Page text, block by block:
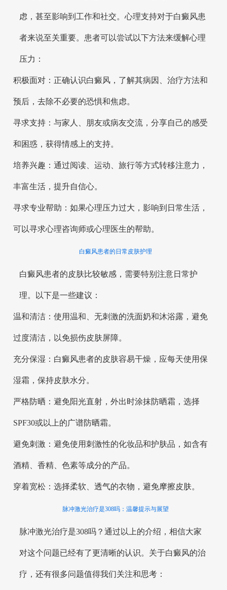
虑，甚至影响到工作和社交。心理支持对于白癜风患
者来说至关重要。患者可以尝试以下方法来缓解心理
压力：
积极面对：正确认识白癜风，了解其病因、治疗方法和
预后，去除不必要的恐惧和焦虑。
寻求支持：与家人、朋友或病友交流，分享自己的感受
和困惑，获得情感上的支持。
培养兴趣：通过阅读、运动、旅行等方式转移注意力，
丰富生活，提升自信心。
寻求专业帮助：如果心理压力过大，影响到日常生活，
可以寻求心理咨询师或心理医生的帮助。
白癜风患者的日常皮肤护理
白癜风患者的皮肤比较敏感，需要特别注意日常护
理。以下是一些建议：
温和清洁：使用温和、无刺激的洗面奶和沐浴露，避免
过度清洁，以免损伤皮肤屏障。
充分保湿：白癜风患者的皮肤容易干燥，应每天使用保
湿霜，保持皮肤水分。
严格防晒：避免阳光直射，外出时涂抹防晒霜，选择
SPF30或以上的广谱防晒霜。
避免刺激：避免使用刺激性的化妆品和护肤品，如含有
酒精、香精、色素等成分的产品。
穿着宽松：选择柔软、透气的衣物，避免摩擦皮肤。
脉冲激光治疗是308吗：温馨提示与展望
脉冲激光治疗是308吗？通过以上的介绍，相信大家
对这个问题已经有了更清晰的认识。关于白癜风的治
疗，还有很多问题值得我们关注和思考：